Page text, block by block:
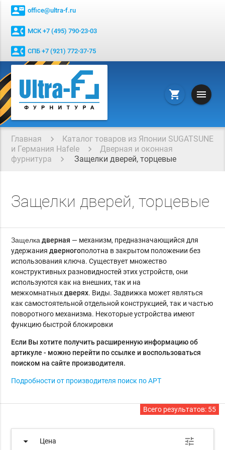
contact_mail office@ultra-f.ru
contact_phone МСК +7 (495) 790-23-03
contact_phone СПБ +7 (921) 772-37-75
shopping_cart menu
Главная
Каталог товаров из Японии SUGATSUNE
и Германия Hafele
Дверная и оконная
фурнитура
Защелки дверей, торцевые
Защелки дверей, торцевые
Защелка дверная — механизм, предназначающийся для
удержания дверногополотна в закрытом положении без
использования ключа. Существует множество
конструктивных разновидностей этих устройств, они
используются как на внешних, так и на
межкомнатных дверях. Виды. Задвижка может являться
как самостоятельной отдельной конструкцией, так и частью
поворотного механизма. Некоторые устройства имеют
функцию быстрой блокировки
Если Вы хотите получить расширенную информацию об
артикуле - можно перейти по ссылке и воспользоваться
поиском на сайте производителя.
Подробности от производителя поиск по АРТ
Всего результатов: 55
arrow_drop_down Цена tune